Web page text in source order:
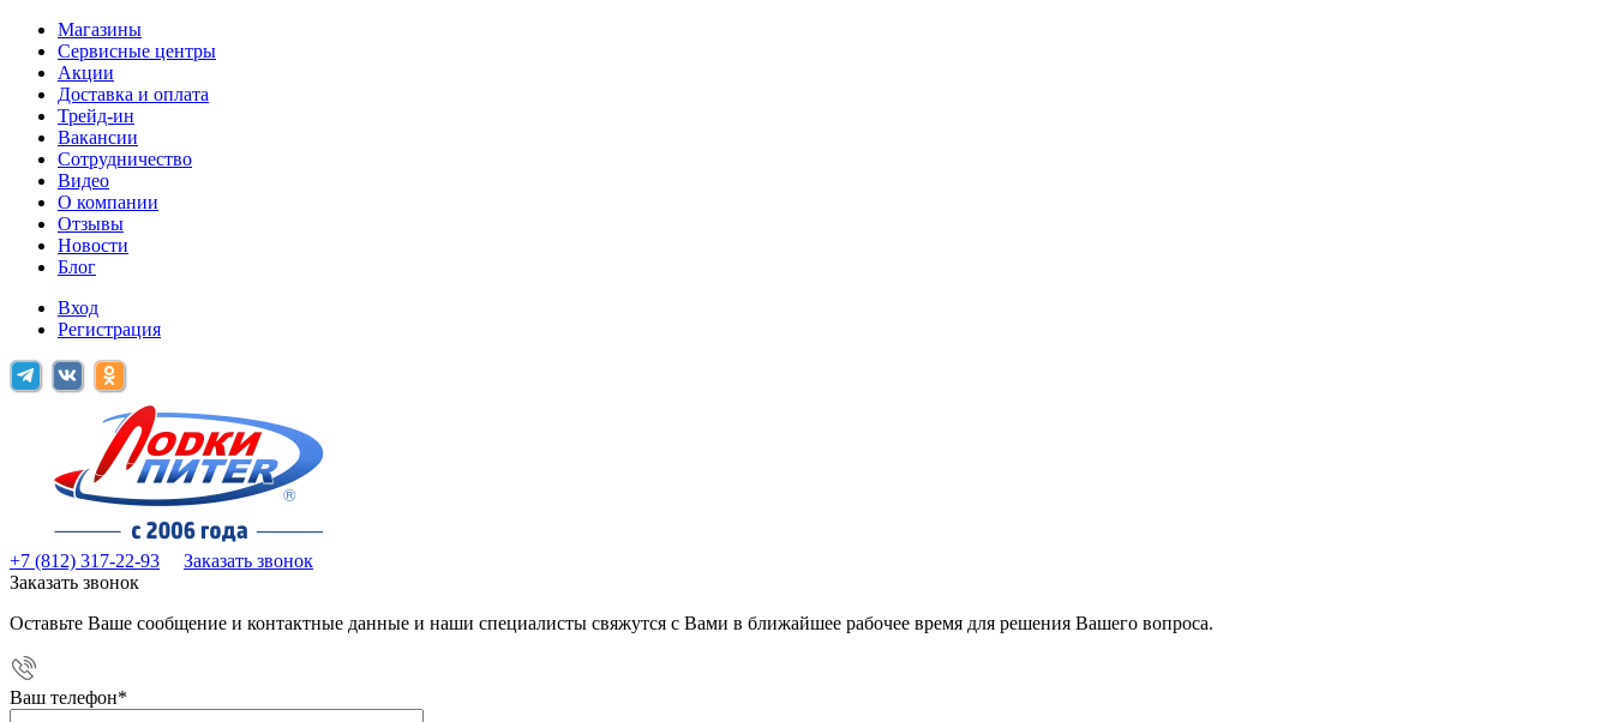
Магазины
Сервисные центры
Акции
Доставка и оплата
Трейд-ин
Вакансии
Сотрудничество
Видео
О компании
Отзывы
Новости
Блог
Вход
Регистрация
+7 (812) 317-22-93
Заказать звонок
Заказать звонок
Оставьте Ваше сообщение и контактные данные и наши специалисты свяжутся с Вами в ближайшее рабочее время для решения Вашего вопроса.
Ваш телефон*